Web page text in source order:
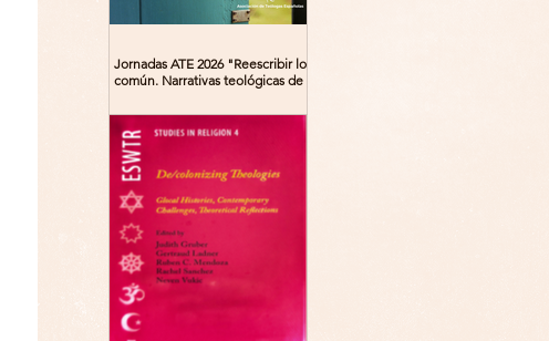
Jornadas ATE 2026 "Reescribir lo
común. Narrativas teológicas de
Madrid